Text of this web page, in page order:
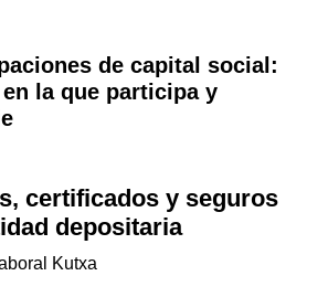
de capital social:
la que participa y
certificados y seguros
depositaria
Kutxa